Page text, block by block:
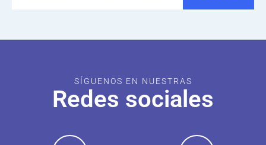
SÍGUENOS EN NUESTRAS
Redes sociales